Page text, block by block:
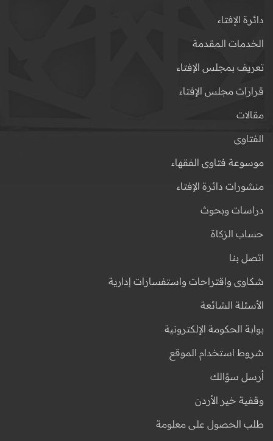
دائرة الإفتاء
الخدمات المقدمة
تعريف بمجلس الإفتاء
قرارات مجلس الإفتاء
مقالات
الفتاوى
موسوعة فتاوى الفقهاء
منشورات دائرة الإفتاء
دراسات وبحوث
حساب الزكاة
اتصل بنا
شكاوى واقتراحات واستفسارات إدارية
الأسئلة الشائعة
بوابة الحكومة الإلكترونية
شروط استخدام الموقع
أرسل سؤالك
وقفية خير الأردن
طلب الحصول على معلومة